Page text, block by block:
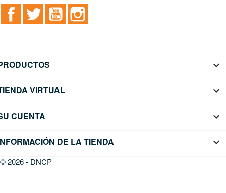
FacebookTwitter YouTube

VIRTUAL 
CUENTA 
DE LA TIENDA keyboard_arrow_down
© 2026 - DNCP